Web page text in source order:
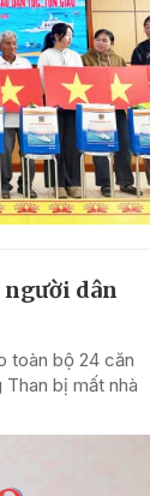
người dân
toàn bộ 24 căn
bị mất nhà